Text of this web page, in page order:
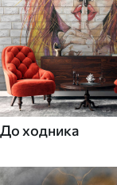
До ходника